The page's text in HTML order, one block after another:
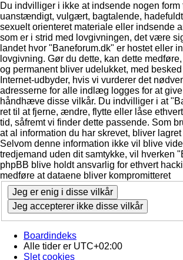
Du indvilliger i ikke at indsende nogen
uanstændigt, vulgært, bagtalende,
sexuelt orienteret materiale eller indsende
som er i strid med lovgivningen, det være
landet hvor "Baneforum.dk" er hostet eller
lovgivning. Gør du dette, kan dette
og permanent bliver udelukket, med
Internet-udbyder, hvis vi vurderer det
adresserne for alle indlæg logges for at
håndhæve disse vilkår. Du indvilliger i at
ret til at fjerne, ændre, flytte eller låse
tid, såfremt vi finder dette passende. Som
at al information du har skrevet, bliver
Selvom denne information ikke vil blive
tredjemand uden dit samtykke, vil hverken
phpBB blive holdt ansvarlig for ethvert
medføre at dataene bliver kompromitteret
Boardindeks
Alle tider er UTC+02:00
Slet cookies